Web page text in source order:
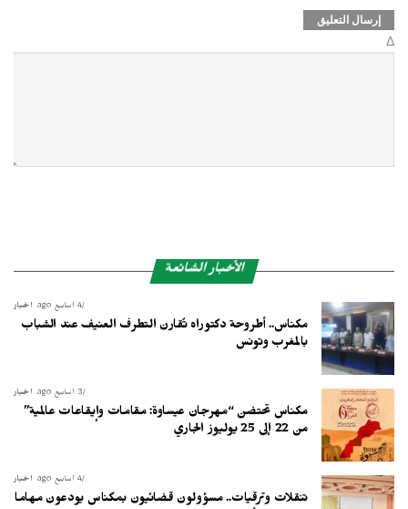
Δ
الأخبار الشائعة
أخبار 4 أسابيع ago
مكناس.. أطروحة دكتوراه تُقارن التطرف العنيف عند الشباب
بالمغرب وتونس
أخبار 3 أسابيع ago
مكناس تحتضن “مهرجان عيساوة: مقامات وإيقاعات عالمية”
من 22 إلى 25 يوليوز الجاري
أخبار 4 أسابيع ago
تنقلات وترقيات.. مسؤولون قضائيون بمكناس يودعون مهاما